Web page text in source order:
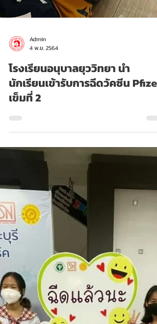
4 พ.ย. 2564
โรงเรียนอนุบาลยุววิทยา นำ
นักเรียนเข้ารับการฉีดวัคซีน Pfizer
เข็มที่ 2